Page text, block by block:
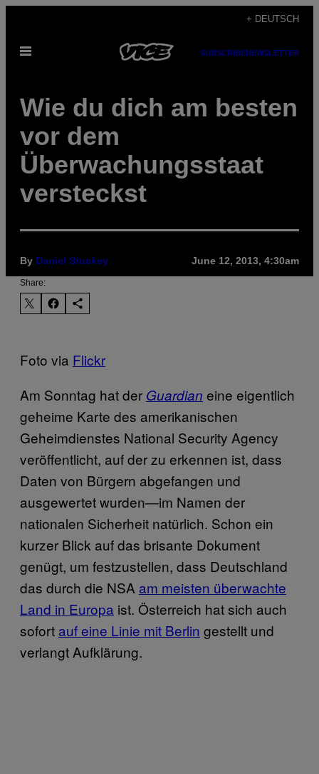
content
+ DEUTSCH
Open
SUBSCRIBENEWSLETTER
Wie du dich am besten
vor dem
Überwachungsstaat
versteckst
By Daniel Stuckey June 12, 2013, 4:30am
Share:
Foto via Flickr
Am Sonntag hat der Guardian eine eigentlich
geheime Karte des amerikanischen
Geheimdienstes National Security Agency
veröffentlicht, auf der zu erkennen ist, dass
Daten von Bürgern abgefangen und
ausgewertet wurden—im Namen der
nationalen Sicherheit natürlich. Schon ein
kurzer Blick auf das brisante Dokument
genügt, um festzustellen, dass Deutschland
das durch die NSA am meisten überwachte
Land in Europa ist. Österreich hat sich auch
sofort auf eine Linie mit Berlin gestellt und
verlangt Aufklärung.